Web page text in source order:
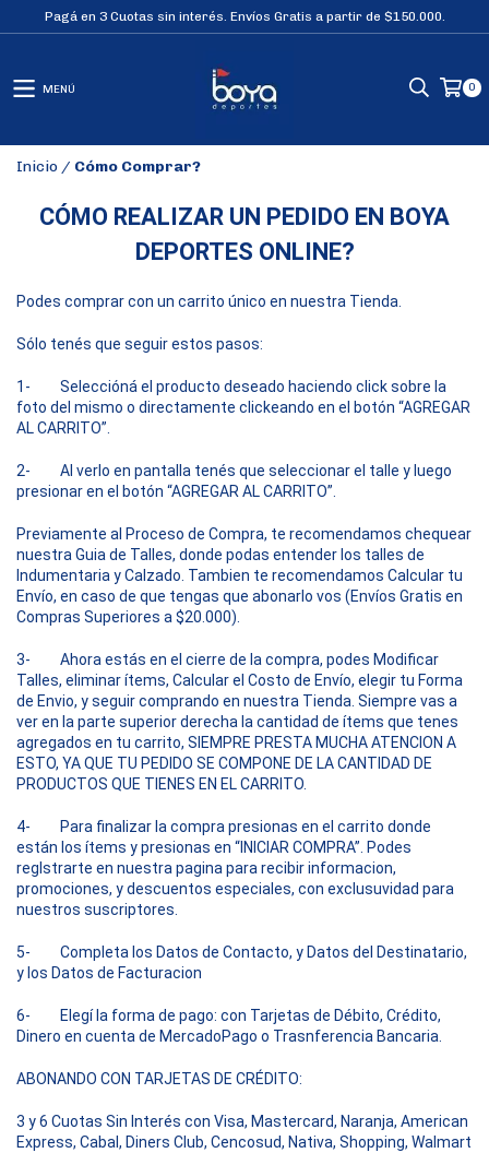
Pagá en 3 Cuotas sin interés. Envíos Gratis a partir de $150.000.
MENÚ 0
Inicio / Cómo Comprar?
CÓMO REALIZAR UN PEDIDO EN BOYA
DEPORTES ONLINE?
Podes comprar con un carrito único en nuestra Tienda.
Sólo tenés que seguir estos pasos:
1- Seleccióná el producto deseado haciendo click sobre la
foto del mismo o directamente clickeando en el botón “AGREGAR
AL CARRITO”.
2- Al verlo en pantalla tenés que seleccionar el talle y luego
presionar en el botón “AGREGAR AL CARRITO”.
Previamente al Proceso de Compra, te recomendamos chequear
nuestra Guia de Talles, donde podas entender los talles de
Indumentaria y Calzado. Tambien te recomendamos Calcular tu
Envío, en caso de que tengas que abonarlo vos (Envíos Gratis en
Compras Superiores a $20.000).
3- Ahora estás en el cierre de la compra, podes Modificar
Talles, eliminar ítems, Calcular el Costo de Envío, elegir tu Forma
de Envio, y seguir comprando en nuestra Tienda. Siempre vas a
ver en la parte superior derecha la cantidad de ítems que tenes
agregados en tu carrito, SIEMPRE PRESTA MUCHA ATENCION A
ESTO, YA QUE TU PEDIDO SE COMPONE DE LA CANTIDAD DE
PRODUCTOS QUE TIENES EN EL CARRITO.
4- Para finalizar la compra presionas en el carrito donde
están los ítems y presionas en “INICIAR COMPRA”. Podes
regIstrarte en nuestra pagina para recibir informacion,
promociones, y descuentos especiales, con exclusuvidad para
nuestros suscriptores.
5- Completa los Datos de Contacto, y Datos del Destinatario,
y los Datos de Facturacion
6- Elegí la forma de pago: con Tarjetas de Débito, Crédito,
Dinero en cuenta de MercadoPago o Trasnferencia Bancaria.
ABONANDO CON TARJETAS DE CRÉDITO:
3 y 6 Cuotas Sin Interés con Visa, Mastercard, Naranja, American
Express, Cabal, Diners Club, Cencosud, Nativa, Shopping, Walmart